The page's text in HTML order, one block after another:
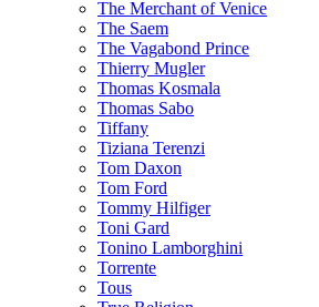
The Merchant of Venice
The Saem
The Vagabond Prince
Thierry Mugler
Thomas Kosmala
Thomas Sabo
Tiffany
Tiziana Terenzi
Tom Daxon
Tom Ford
Tommy Hilfiger
Toni Gard
Tonino Lamborghini
Torrente
Tous